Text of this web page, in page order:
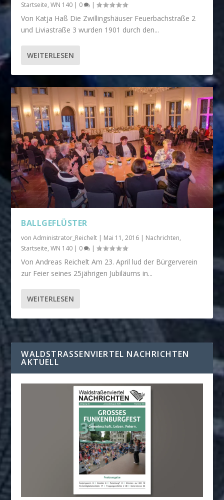
Startseite,WN 140 | 0 |
Von Katja Haß Die Zwillingshäuser Feuerbachstraße 2
und Liviastraße 3 wurden 1901 durch den...
WEITERLESEN
BALLGEFLÜSTER
vonAdministrator_Reichelt | Mai 11, 2016 | Nachrichten,
Startseite,WN 140 | 0 |
Von Andreas Reichelt Am 23. April lud der Bürgerverein
zur Feier seines 25jährigen Jubiläums in...
WEITERLESEN
WALDSTRASSENVIERTEL NACHRICHTEN A
KTUELL